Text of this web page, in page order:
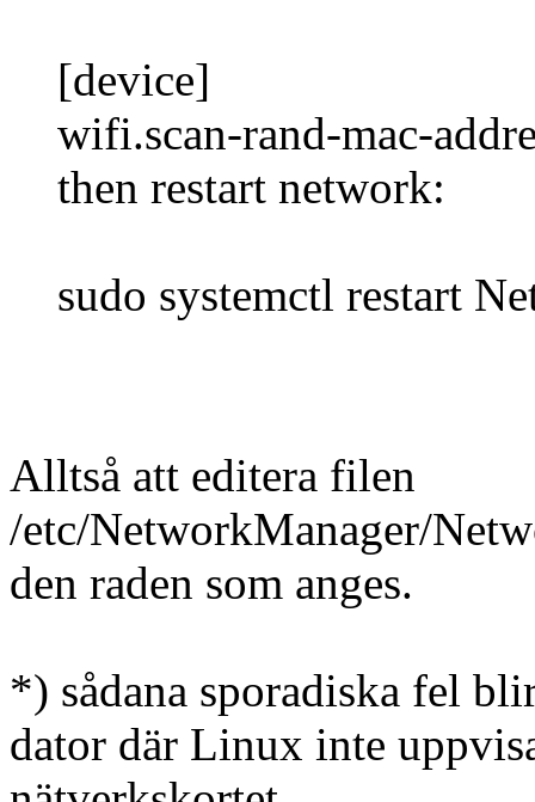
[device]
wifi.scan-rand-mac-
then restart network:
sudo systemctl restart
Alltså att editera filen
/etc/NetworkManager/
den raden som anges.
*) sådana sporadiska fel
dator där Linux inte